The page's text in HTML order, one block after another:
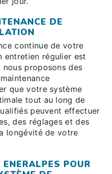
DE
continue de votre
entretien régulier est
nous proposons des
que votre système
tout au long de
peuvent effectuer
des réglages et des
longévité de votre
POUR